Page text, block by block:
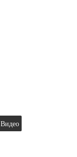
Видео